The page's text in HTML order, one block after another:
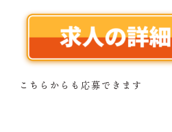
こちらからも応募できます